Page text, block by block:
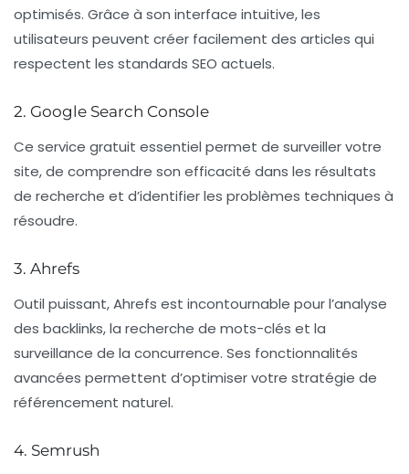
optimisés. Grâce à son interface intuitive, les
utilisateurs peuvent créer facilement des articles qui
respectent les standards SEO actuels.
2. Google Search Console
Ce service gratuit essentiel permet de surveiller votre
site, de comprendre son efficacité dans les résultats
de recherche et d’identifier les problèmes techniques à
résoudre.
3. Ahrefs
Outil puissant, Ahrefs est incontournable pour l’analyse
des backlinks, la recherche de mots-clés et la
surveillance de la concurrence. Ses fonctionnalités
avancées permettent d’optimiser votre stratégie de
référencement naturel.
4. Semrush